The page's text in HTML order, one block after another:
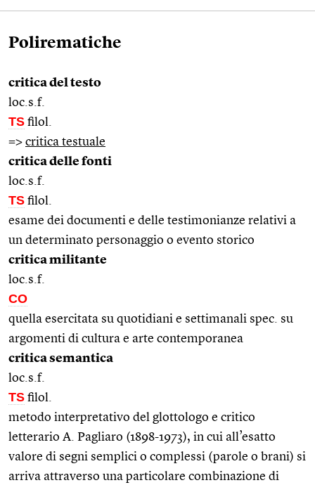
Polirematiche
critica del testo
loc.s.f.
TS filol.
=> critica testuale
critica delle fonti
loc.s.f.
TS filol.
esame dei documenti e delle testimonianze relativi a
un determinato personaggio o evento storico
critica militante
loc.s.f.
CO
quella esercitata su quotidiani e settimanali spec. su
argomenti di cultura e arte contemporanea
critica semantica
loc.s.f.
TS filol.
metodo interpretativo del glottologo e critico
letterario A. Pagliaro (1898-1973), in cui all’esatto
valore di segni semplici o complessi (parole o brani) si
arriva attraverso una particolare combinazione di